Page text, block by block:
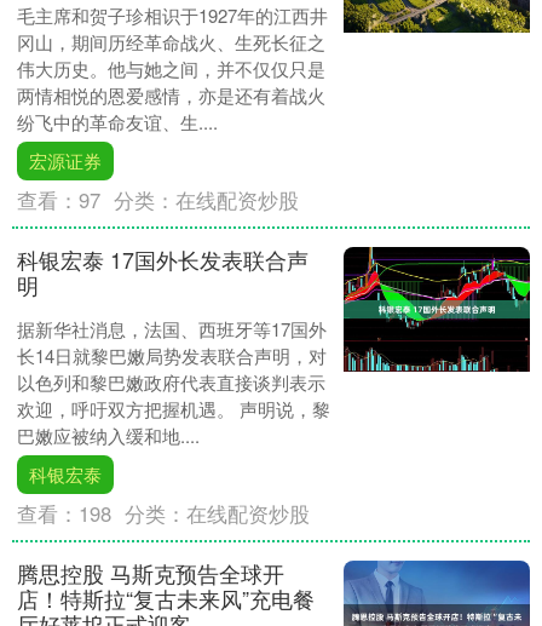
毛主席和贺子珍相识于1927年的江西井
冈山，期间历经革命战火、生死长征之
伟大历史。他与她之间，并不仅仅只是
两情相悦的恩爱感情，亦是还有着战火
纷飞中的革命友谊、生....
宏源证券
查看：97 分类：在线配资炒股
科银宏泰 17国外长发表联合声
明
据新华社消息，法国、西班牙等17国外
长14日就黎巴嫩局势发表联合声明，对
以色列和黎巴嫩政府代表直接谈判表示
欢迎，呼吁双方把握机遇。 声明说，黎
巴嫩应被纳入缓和地....
科银宏泰
查看： 198 分类：在线配资炒股
腾思控股 马斯克预告全球开
店！特斯拉“复古未来风”充电餐